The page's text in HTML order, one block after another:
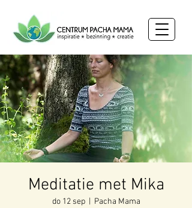
Meditatie met Mika
do 12 sep
  |
Pacha Mama